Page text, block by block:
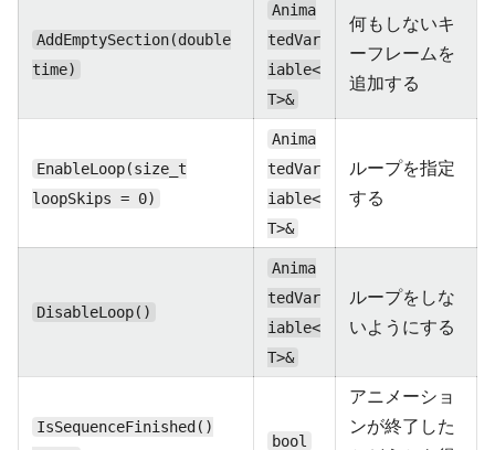
AddEmptySection(double
time)
Anima
tedVar
iable<
T>&
何もしないキ
ーフレームを
追加する
EnableLoop(size_t
loopSkips = 0)
Anima
tedVar
iable<
T>&
ループを指定
する
DisableLoop()
Anima
tedVar
iable<
T>&
ループをしな
いようにする
IsSequenceFinished()
bool
アニメーショ
ンが終了した